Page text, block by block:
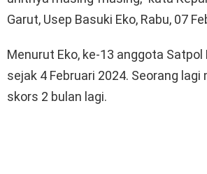
Garut, Usep Basuki Eko, Rabu, 07
Menurut Eko, ke-13 anggota Satpol
sejak 4 Februari 2024. Seorang
skors 2 bulan lagi.